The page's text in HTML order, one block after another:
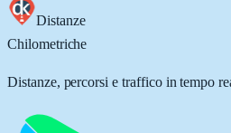
Distanze
Chilometriche
Distanze, percorsi e traffico in tempo